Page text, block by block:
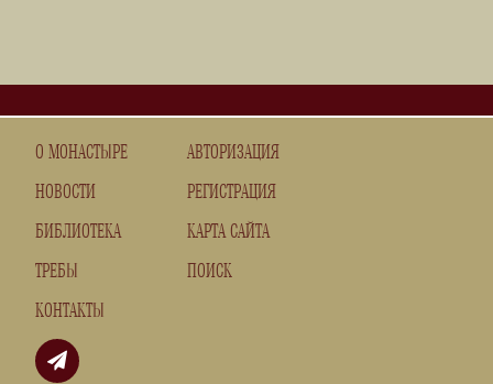
О МОНАСТЫРЕ
НОВОСТИ
БИБЛИОТЕКА
ТРЕБЫ
КОНТАКТЫ
АВТОРИЗАЦИЯ
РЕГИСТРАЦИЯ
КАРТА САЙТА
ПОИСК